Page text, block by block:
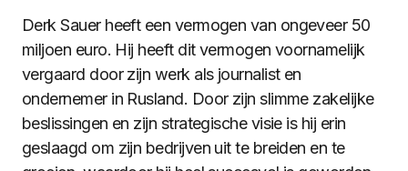
Derk Sauer heeft een vermogen van ongeveer 50
miljoen euro. Hij heeft dit vermogen voornamelijk
vergaard door zijn werk als journalist en
ondernemer in Rusland. Door zijn slimme zakelijke
beslissingen en zijn strategische visie is hij erin
geslaagd om zijn bedrijven uit te breiden en te